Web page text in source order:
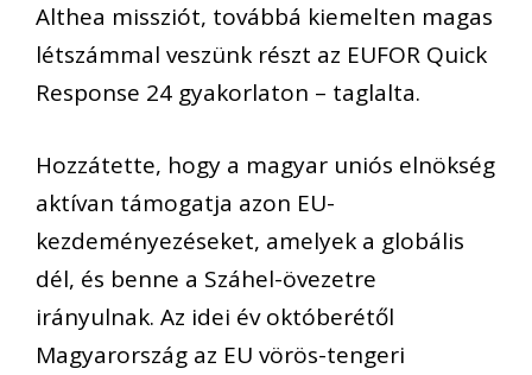
Althea missziót, továbbá kiemelten magas
létszámmal veszünk részt az EUFOR Quick
Response 24 gyakorlaton – taglalta.
Hozzátette, hogy a magyar uniós elnökség
aktívan támogatja azon EU-
kezdeményezéseket, amelyek a globális
dél, és benne a Száhel-övezetre
irányulnak. Az idei év októberétől
Magyarország az EU vörös-tengeri